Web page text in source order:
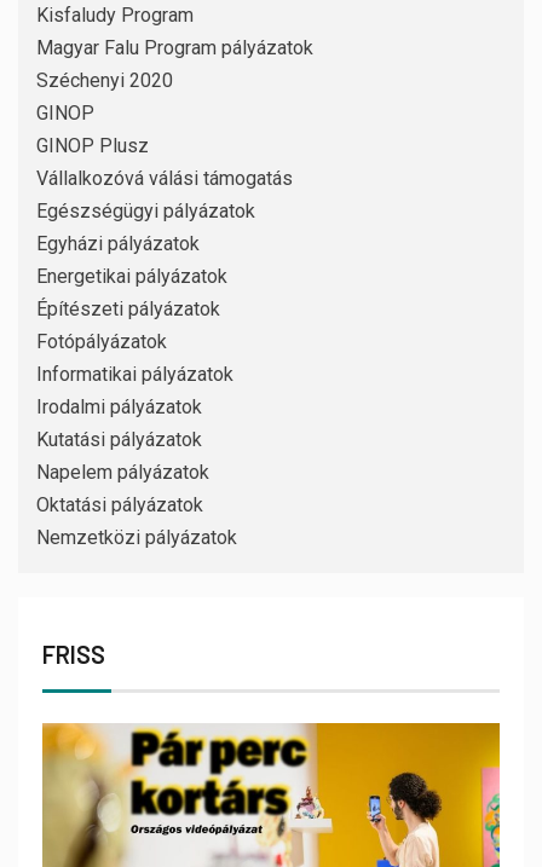
Kisfaludy Program
Magyar Falu Program pályázatok
Széchenyi 2020
GINOP
GINOP Plusz
Vállalkozóvá válási támogatás
Egészségügyi pályázatok
Egyházi pályázatok
Energetikai pályázatok
Építészeti pályázatok
Fotópályázatok
Informatikai pályázatok
Irodalmi pályázatok
Kutatási pályázatok
Napelem pályázatok
Oktatási pályázatok
Nemzetközi pályázatok
FRISS